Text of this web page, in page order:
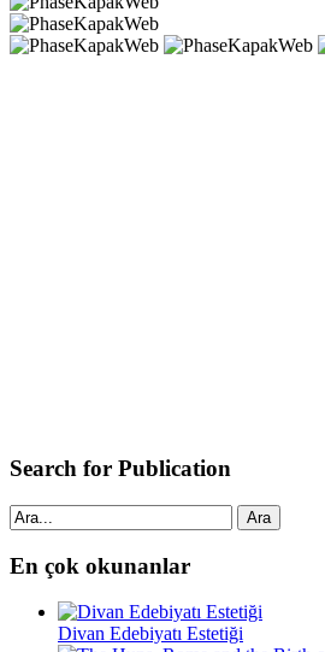
Search for Publication
Ara
En çok okunanlar
Divan Edebiyatı Estetiği